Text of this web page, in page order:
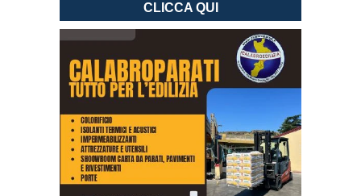
CLICCA QUI